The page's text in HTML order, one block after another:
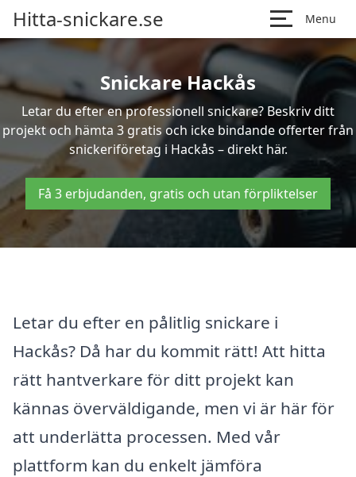
Hitta-snickare.se Menu
Snickare Hackås
Letar du efter en professionell snickare? Beskriv ditt
projekt och hämta 3 gratis och icke bindande offerter från
snickeriföretag i Hackås – direkt här.
Få 3 erbjudanden, gratis och utan förpliktelser
Letar du efter en pålitlig snickare i
Hackås? Då har du kommit rätt! Att hitta
rätt hantverkare för ditt projekt kan
kännas överväldigande, men vi är här för
att underlätta processen. Med vår
plattform kan du enkelt jämföra